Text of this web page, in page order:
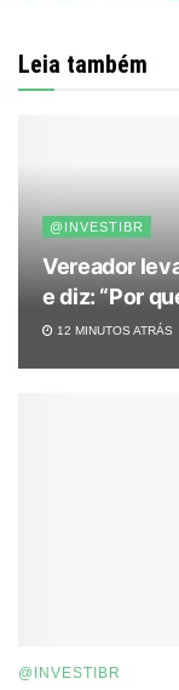
Leia também
@INVESTIBR
Vereador
e diz: “Por
12 MINUTOS ATRÁS
@INVESTIBR